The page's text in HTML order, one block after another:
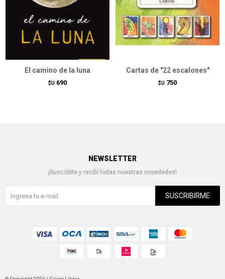
El camino de la luna
$U 690
Cartas de "22 escalones"
$U 750
NEWSLETTER
¡Suscribite y recibí todas nuestras novedades!
SUSCRIBIRME